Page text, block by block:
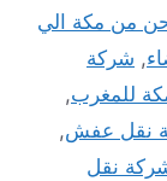
من مكة الي
, شركة
للمغرب,
نقل عفش,
نقل